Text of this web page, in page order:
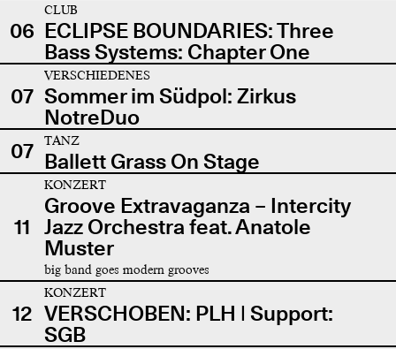
06
CLUB
ECLIPSE BOUNDARIES: Three
Bass Systems: Chapter One
07
VERSCHIEDENES
Sommer im Südpol: Zirkus
NotreDuo
07
TANZ
Ballett Grass On Stage
11
KONZERT
Groove Extravaganza – Intercity
Jazz Orchestra feat. Anatole
Muster
big band goes modern grooves
12
KONZERT
VERSCHOBEN: PLH | Support:
SGB